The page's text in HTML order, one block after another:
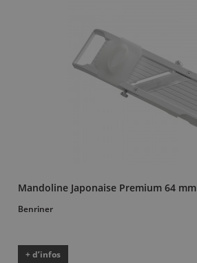
Mandoline Japonaise Premium 64 mm
Benriner
+ d’infos